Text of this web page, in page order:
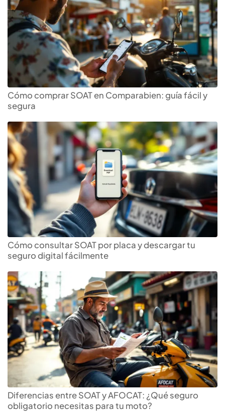
Cómo comprar SOAT en Comparabien: guía fácil y
segura
Cómo consultar SOAT por placa y descargar tu
seguro digital fácilmente
Diferencias entre SOAT y AFOCAT: ¿Qué seguro
obligatorio necesitas para tu moto?